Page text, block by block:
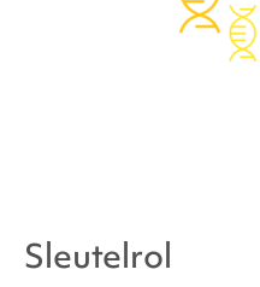
Gedrags- en
EBF3-gerelateerd
vinden?
Sleutelrol